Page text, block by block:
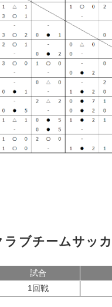
ラブチームサッ
試合
1回戦